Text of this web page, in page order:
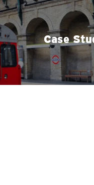
Case